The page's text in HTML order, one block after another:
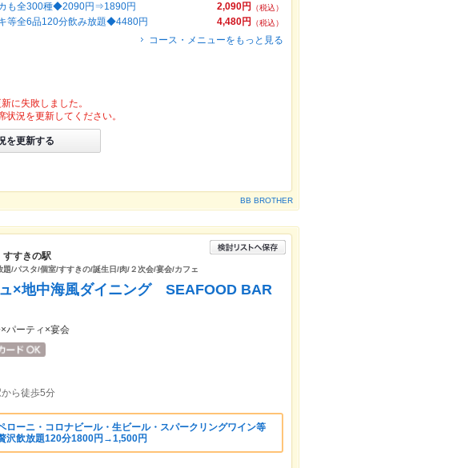
2,090円
（税込）
カも全300種◆2090円⇒1890円
4,480円
（税込）
等全6品120分飲み放題◆4480円
コース・メニューをもっと見る
に失敗しました。
況を更新してください。
を更新する
BB BROTHER
すすきの駅
/パスタ/個室/すすきの/誕生日/肉/２次会/宴会/カフェ
×地中海風ダイニング SEAFOOD BAR
パーティ×宴会
ら徒歩5分
ローニ・コロナビール・生ビール・スパークリングワイン等
沢飲放題120分1800円→1,500円